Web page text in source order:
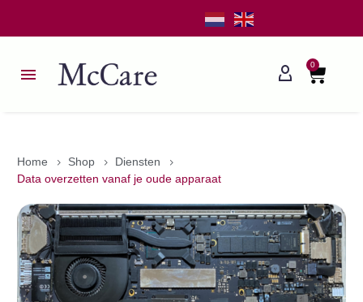
0
Home Shop
Diensten
Data overzetten vanaf je oude apparaat